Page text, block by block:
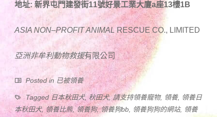
地址: 新界屯門建發街11號好景工業大廈a座13樓1B
ASIA NON–PROFIT ANIMAL RESCUE CO., LIMITED
亞洲非牟利動物救援有限公司
Posted in 已被領養
Tagged 日本秋田犬,秋田犬,請支持領養寵物, 領養, 領養日
本秋田犬, 領養比熊,領養狗,領養狗bb 領養狗狗的網站, 領養